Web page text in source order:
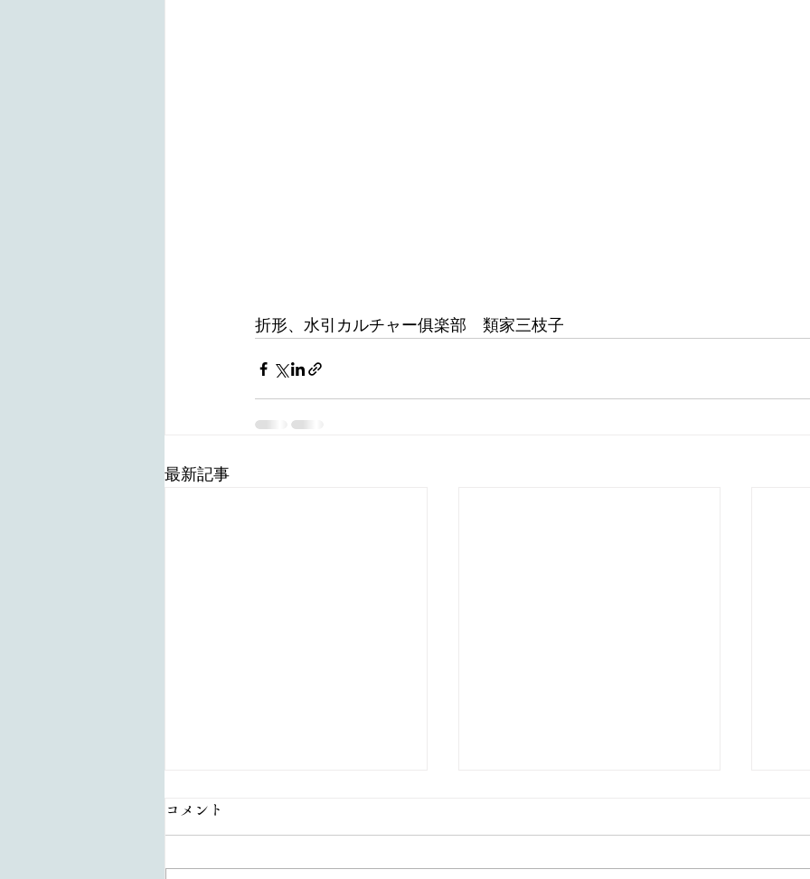
折形、水引カルチャー俱楽部　類家三枝子
最新記事
コメント